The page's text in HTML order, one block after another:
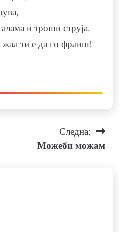
и троши струја.
жал ти е да го фрлиш!
Следна:
Можеби можам